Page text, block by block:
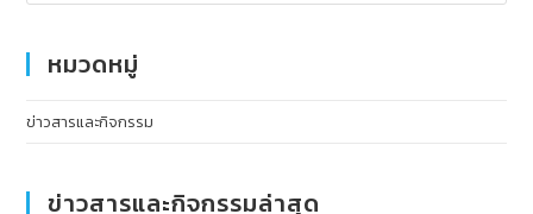
หมวดหมู่
ข่าวสารและกิจกรรม
ข่าวสารและกิจกรรมล่าสุด